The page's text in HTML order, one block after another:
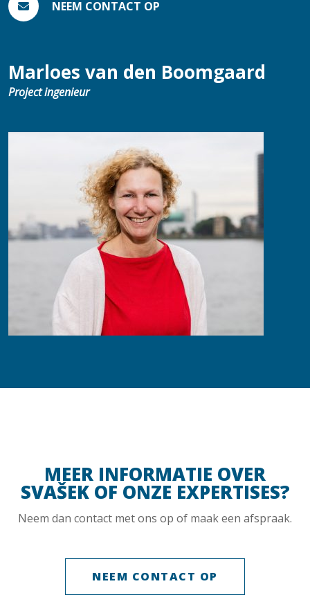
NEEM CONTACT OP
Marloes van den Boomgaard
Project ingenieur
MEER INFORMATIE OVER
SVAŠEK OF ONZE EXPERTISES?
Neem dan contact met ons op of maak een afspraak.
NEEM CONTACT OP